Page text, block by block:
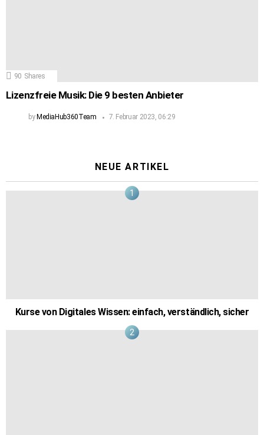
90 Shares
Lizenzfreie Musik: Die 9 besten Anbieter
by MediaHub360Team 7. Februar 2023, 06:29
NEUE ARTIKEL
Kurse von Digitales Wissen: einfach, verständlich, sicher